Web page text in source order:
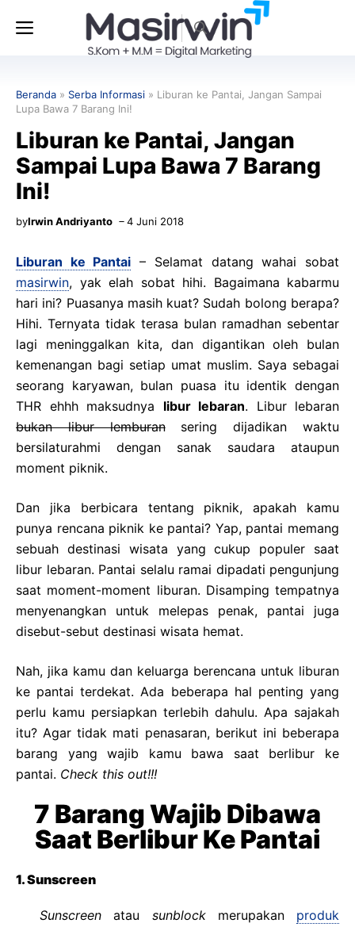
Menu
Beranda » Serba Informasi » Liburan ke Pantai, Jangan Sampai
Lupa Bawa 7 Barang Ini!
Liburan ke Pantai, Jangan
Sampai Lupa Bawa 7 Barang
Ini!
byIrwin Andriyanto 4 Juni 2018
Liburan ke Pantai – Selamat datang wahai sobat
masirwin, yak elah sobat hihi. Bagaimana kabarmu
hari ini? Puasanya masih kuat? Sudah bolong berapa?
Hihi. Ternyata tidak terasa bulan ramadhan sebentar
lagi meninggalkan kita, dan digantikan oleh bulan
kemenangan bagi setiap umat muslim. Saya sebagai
seorang karyawan, bulan puasa itu identik dengan
THR ehhh maksudnya libur lebaran. Libur lebaran
bukan libur lemburansering dijadikan waktu
bersilaturahmi dengan sanak saudara ataupun
moment piknik.
Dan jika berbicara tentang piknik, apakah kamu
punya rencana piknik ke pantai? Yap, pantai memang
sebuah destinasi wisata yang cukup populer saat
libur lebaran. Pantai selalu ramai dipadati pengunjung
saat moment-moment liburan. Disamping tempatnya
menyenangkan untuk melepas penak, pantai juga
disebut-sebut destinasi wisata hemat.
Nah, jika kamu dan keluarga berencana untuk liburan
ke pantai terdekat. Ada beberapa hal penting yang
perlu kamu persiapkan terlebih dahulu. Apa sajakah
itu? Agar tidak mati penasaran, berikut ini beberapa
barang yang wajib kamu bawa saat berlibur ke
pantai. Check this out!!!
7 Barang Wajib Dibawa
Saat Berlibur Ke Pantai
1. Sunscreen
Sunscreen atau sunblockmerupakan produk